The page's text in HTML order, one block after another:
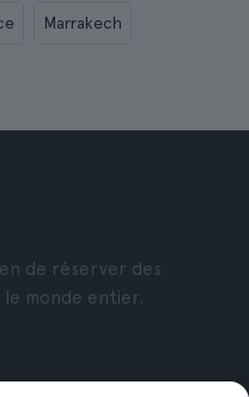
Marrakech
de réserver des
monde entier.